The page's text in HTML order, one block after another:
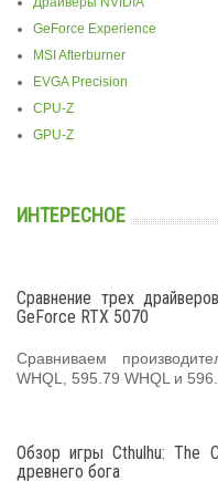
GeForce Experience
MSI Afterburner
EVGA Precision
CPU-Z
GPU-Z
ИНТЕРЕСНОЕ
Сравнение трех
GeForce RTX 5070
Сравниваем
WHQL, 595.79 WHQL и
Обзор игры Cthulhu: The
древнего бога